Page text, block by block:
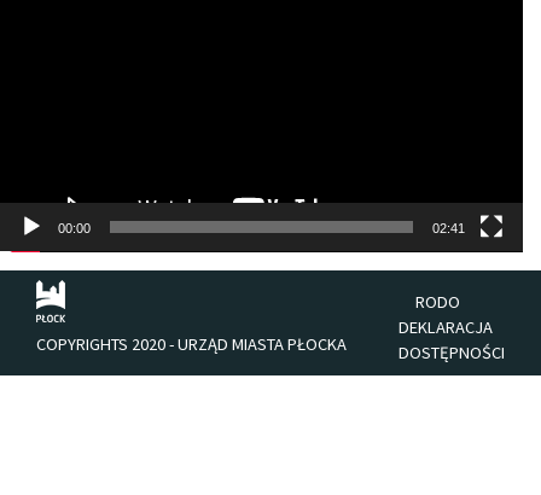
00:00 02:41
COPYRIGHTS 2020 - URZĄD MIASTA PŁOCKA
RODO
DEKLARACJA
DOSTĘPNOŚCI